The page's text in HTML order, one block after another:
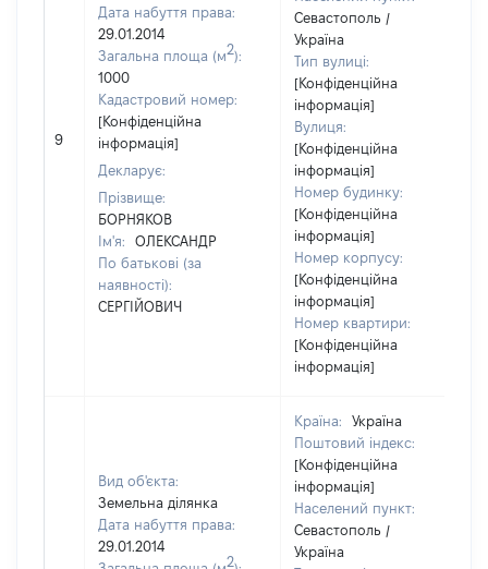
9
Дата набуття права:
29.01.2014
Загальна площа (м2):
1000
Кадастровий номер:
[Конфіденційна
інформація]
Декларує:
Прізвище:
БОРНЯКОВ
Ім'я:
ОЛЕКСАНДР
По батькові (за
наявності):
СЕРГІЙОВИЧ
Севастополь /
Україна
Тип вулиці:
[Конфіденційна
інформація]
Вулиця:
[Конфіденційна
інформація]
Номер будинку:
[Конфіденційна
інформація]
Номер корпусу:
[Конфіденційна
інформація]
Номер квартири:
[Конфіденційна
інформація]
Вид об'єкта:
Земельна ділянка
Дата набуття права:
29.01.2014
2
Країна:
Україна
Поштовий індекс:
[Конфіденційна
інформація]
Населений пункт:
Севастополь /
Україна